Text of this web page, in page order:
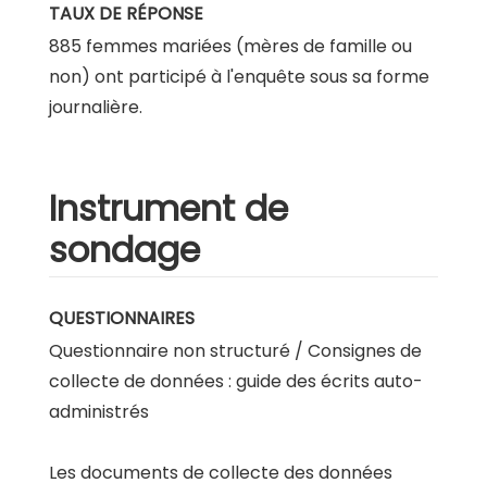
TAUX DE RÉPONSE
885 femmes mariées (mères de famille ou
non) ont participé à l'enquête sous sa forme
journalière.
Instrument de
sondage
QUESTIONNAIRES
Questionnaire non structuré / Consignes de
collecte de données : guide des écrits auto-
administrés
Les documents de collecte des données